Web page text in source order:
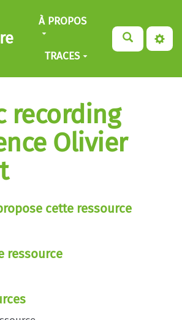
principalÀ PROPOS
TRACES
recording
Olivier
cette ressource
ressource